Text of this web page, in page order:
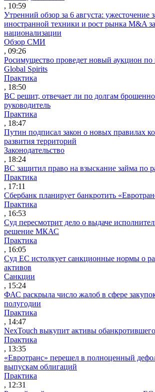
, 10:59
Утренний обзор за 6 августа: ужесточение
иностранной техники и рост рынка M&A
национализации
Обзор СМИ
, 09:26
Росимущество проведет новый аукцион по
Global Spirits
Практика
, 18:50
ВС решит, отвечает ли по долгам
руководитель
Практика
, 18:47
Путин подписал закон о новых правилах
развития территорий
Законодательство
, 18:24
ВС защитил право на взыскание займа по
Практика
, 17:11
Сбербанк планирует банкротить
Практика
, 16:53
Суд пересмотрит дело о выдаче
решение МКАС
Практика
, 16:05
Суд ЕС истолкует санкционные нормы о
активов
Санкции
, 15:24
ФАС раскрыла число жалоб в сфере
полугодии
Практика
, 14:47
NexTouch выкупит активы
Практика
, 13:35
«Евротранс» перешел в полноценный
выпускам облигаций
Практика
, 12:31